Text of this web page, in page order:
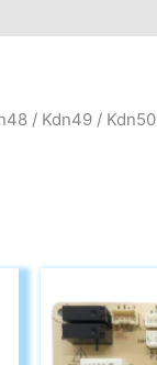
/ Kdn49 /